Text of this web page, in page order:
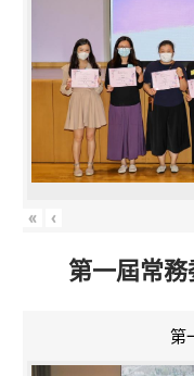
« ‹
第一屆常
第